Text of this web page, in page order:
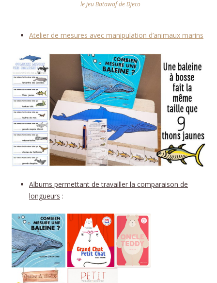
le jeu Batawaf de Djeco
Atelier de mesures avec manipulation d’animaux marins
Albums permettant de travailler la comparaison de
longueurs :